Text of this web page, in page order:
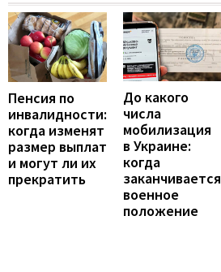
Пенсия по
инвалидности:
когда изменят
размер выплат
и могут ли их
прекратить
До какого
числа
мобилизация
в Украине:
когда
заканчивается
военное
положение